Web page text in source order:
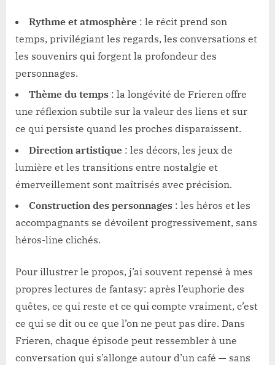
Rythme et atmosphère : le récit prend son
temps, privilégiant les regards, les conversations et
les souvenirs qui forgent la profondeur des
personnages.
Thème du temps : la longévité de Frieren offre
une réflexion subtile sur la valeur des liens et sur
ce qui persiste quand les proches disparaissent.
Direction artistique : les décors, les jeux de
lumière et les transitions entre nostalgie et
émerveillement sont maîtrisés avec précision.
Construction des personnages : les héros et les
accompagnants se dévoilent progressivement, sans
héros-line clichés.
Pour illustrer le propos, j’ai souvent repensé à mes
propres lectures de fantasy: après l’euphorie des
quêtes, ce qui reste et ce qui compte vraiment, c’est
ce qui se dit ou ce que l’on ne peut pas dire. Dans
Frieren, chaque épisode peut ressembler à une
conversation qui s’allonge autour d’un café — sans